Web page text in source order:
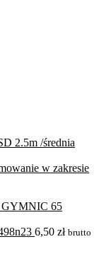
2.5m /średnia
w zakresie
65
6,50 zł brutto